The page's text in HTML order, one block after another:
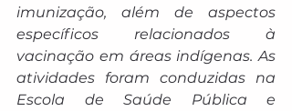
imunização, além de aspectos
específicos relacionados à
vacinação em áreas indígenas. As
atividades foram conduzidas na
Escola de Saúde Pública e